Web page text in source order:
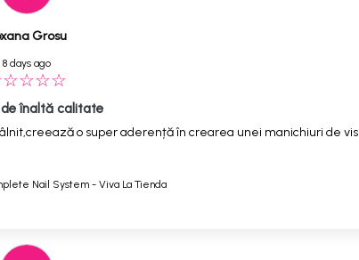
Grosu
8 days ago
de înaltă calitate
o super aderență în crearea unei manichiuri de vis
Nail System - Viva La Tienda